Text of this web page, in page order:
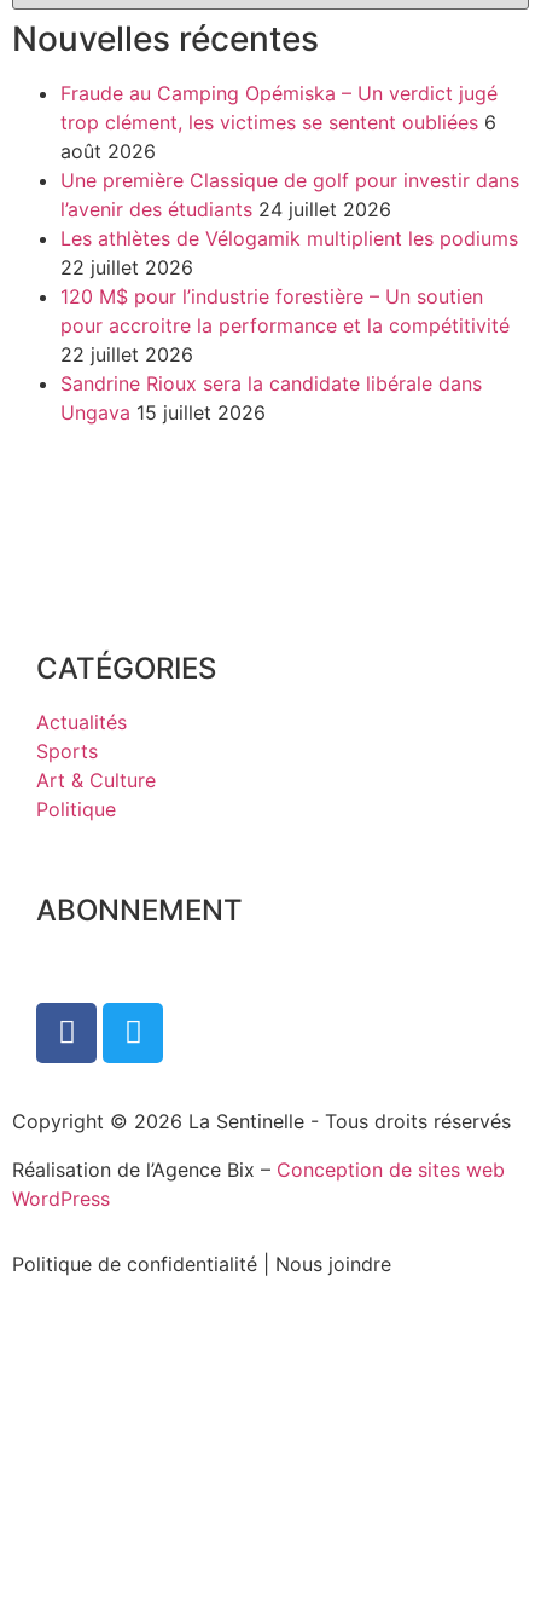
Nouvelles récentes
Fraude au Camping Opémiska – Un verdict jugé
trop clément, les victimes se sentent oubliées 6
août 2026
Une première Classique de golf pour investir dans
l’avenir des étudiants 24 juillet 2026
Les athlètes de Vélogamik multiplient les podiums
22 juillet 2026
120 M$ pour l’industrie forestière – Un soutien
pour accroitre la performance et la compétitivité
22 juillet 2026
Sandrine Rioux sera la candidate libérale dans
Ungava 15 juillet 2026
CATÉGORIES
Actualités
Sports
Art & Culture
Politique
ABONNEMENT
Copyright © 2026 La Sentinelle - Tous droits réservés
Réalisation de l’Agence Bix – Conception de sites web
WordPress
Politique de confidentialité Nous joindre